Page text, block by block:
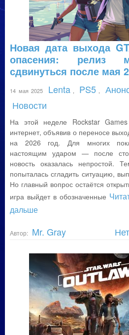
Новая дата выхода
опасения: релиз
сдвинуться после мая
14 мая 2025 Lenta PS5
Новости
На этой неделе Rockstar Games
интернет, объявив о переносе
на 2026 год. Для многих
настоящим ударом — после
новость оказалась непростой.
попыталась сгладить ситуацию,
Но главный вопрос остаётся
игра выйдет в обозначенные
дальше
Автор: Mr. Gray